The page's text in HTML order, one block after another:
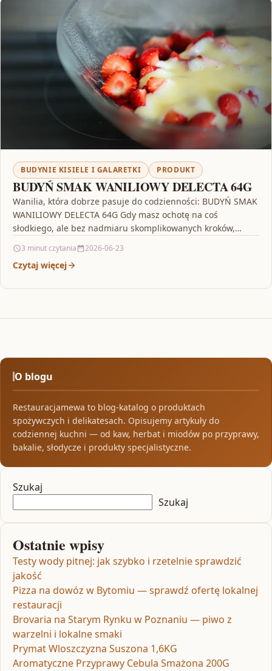
BUDYNIE KISIELE I GALARETKI PRODUKT
BUDYŃ SMAK WANILIOWY DELECTA 64G
Wanilia, która dobrze pasuje do codzienności: BUDYŃ SMAK
WANILIOWY DELECTA 64G Gdy masz ochotę na coś
słodkiego, ale bez nadmiaru skomplikowanych kroków,
3 minut czytania 2026-06-23
Czytaj więcej
O blogu
Restauracjamewa to blog-katalog o produktach
spożywczych i delikatesach. Opisujemy artykuły do
codziennej kuchni — od kaw, herbat i miodów po przyprawy,
bakalie, słodycze i produkty specjalistyczne.
Szukaj
Szukaj
Ostatnie wpisy
Testy wody pitnej: jak szybko i rzetelnie sprawdzić
jakość
Pizza na dowóz w Bytomiu — sprawdź ofertę lokalnej
restauracji
Brovaria na Starym Rynku w Poznaniu — piwo z
warzelni i lokalne smaki
Prymat Wloszczyzna Suszona 1,6KG
Aromatyczne Przyprawy Cebula Smażona 200G